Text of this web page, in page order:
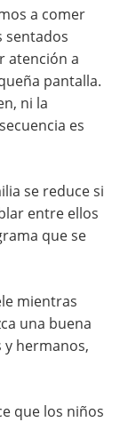
a comer
sentados
atención a
pantalla.
ni la
es
se reduce si
entre ellos
que se
mientras
una buena
y hermanos,
que los niños